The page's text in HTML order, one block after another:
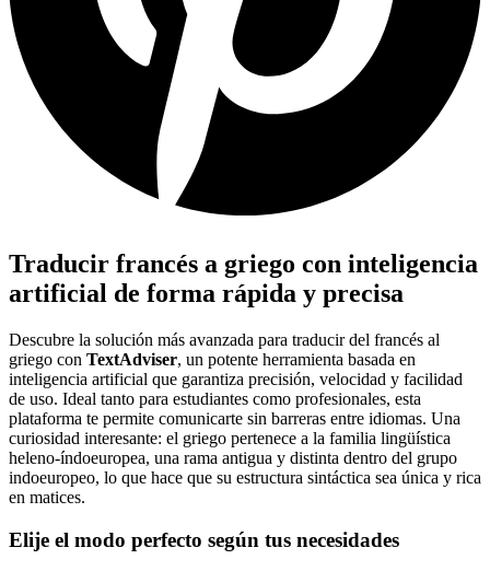
Traducir francés a griego con inteligencia
artificial de forma rápida y precisa
Descubre la solución más avanzada para traducir del francés al
griego con TextAdviser, un potente herramienta basada en
inteligencia artificial que garantiza precisión, velocidad y facilidad
de uso. Ideal tanto para estudiantes como profesionales, esta
plataforma te permite comunicarte sin barreras entre idiomas. Una
curiosidad interesante: el griego pertenece a la familia lingüística
heleno-índoeuropea, una rama antigua y distinta dentro del grupo
indoeuropeo, lo que hace que su estructura sintáctica sea única y rica
en matices.
Elije el modo perfecto según tus necesidades